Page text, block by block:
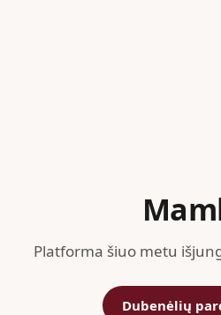
Platforma šiuo metu
Dubenėlių